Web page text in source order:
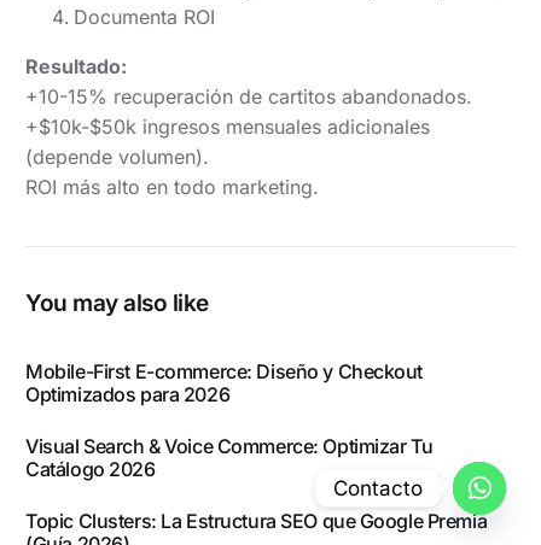
Documenta ROI
Resultado:
+10-15% recuperación de cartitos abandonados.
+$10k-$50k ingresos mensuales adicionales
(depende volumen).
ROI más alto en todo marketing.
You may also like
Mobile-First E-commerce: Diseño y Checkout
Optimizados para 2026
Visual Search & Voice Commerce: Optimizar Tu
Catálogo 2026
Topic Clusters: La Estructura SEO que Google Premia
Contacto
Open